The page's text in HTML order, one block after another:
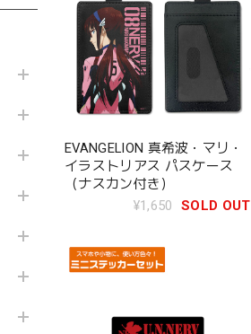
EVANGELION 真希波・マリ・
イラストリアス パスケース
（ナスカン付き）
¥1,650
SOLD OUT